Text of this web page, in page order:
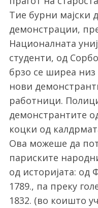
Тие бурни мајски
демонстрации,
Националната
студенти, од
брзо се ширеа низ
нови
работници.
демонстрантите
коцки од
Ова можеше да
париските
од историјата: од
1789., па преку
1832. (во коишто